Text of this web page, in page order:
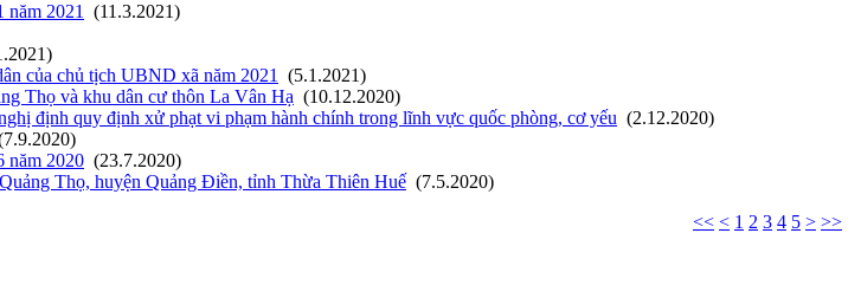
năm 2021
(11.3.2021)
của chủ tịch UBND xã năm 2021
(5.1.2021)
Thọ và khu dân cư thôn La Vân Hạ (10.12.2020)
định quy định xử phạt vi phạm hành chính trong lĩnh vực quốc phòng, cơ yếu (2.12.2020)
năm 2020 (23.7.2020)
Thọ, huyện Quảng Điền, tỉnh Thừa Thiên Huế (7.5.2020)
<< < 1 2 3 4 5 > >>